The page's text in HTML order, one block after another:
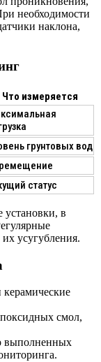
необходимости
наклона,
Что измеряется
грунтовых вод
статус
установки, в
усугубления.
смол,
выполненных